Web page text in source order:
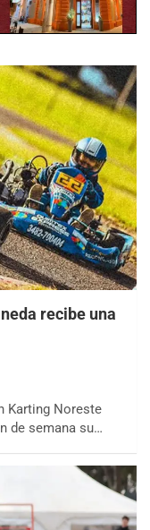
recibe una
Karting Noreste
de semana su…